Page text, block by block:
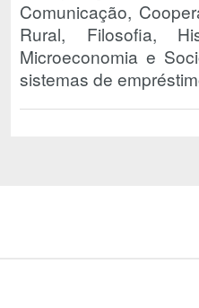
Comunicação,
Rural, Filosofia,
Microeconomia e
sistemas de